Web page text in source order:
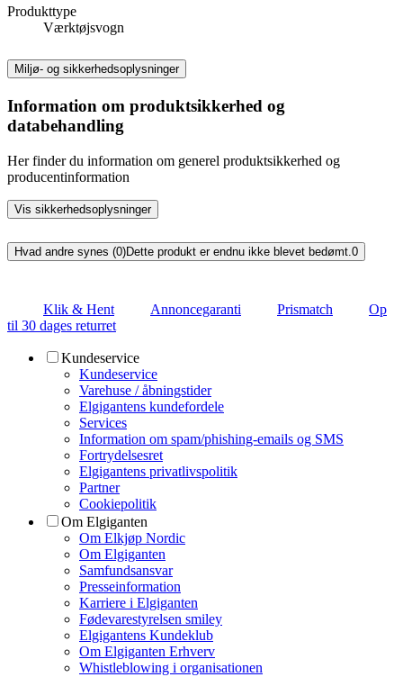
Produkttype
Værktøjsvogn
Miljø- og sikkerhedsoplysninger
Information om produktsikkerhed og
databehandling
Her finder du information om generel produktsikkerhed og
producentinformation
Vis sikkerhedsoplysninger
Hvad andre synes (0)Dette produkt er endnu ikke blevet bedømt. 0
Klik & Hent Annoncegaranti Prismatch
Op
til 30 dages returret
Kundeservice
Kundeservice
Varehuse / åbningstider
Elgigantens kundefordele
Services
Information om spam/phishing-emails og SMS
Fortrydelsesret
Elgigantens privatlivspolitik
Partner
Cookiepolitik
Om Elgiganten
Om Elkjøp Nordic
Om Elgiganten
Samfundsansvar
Presseinformation
Karriere i Elgiganten
Fødevarestyrelsen smiley
Elgigantens Kundeklub
Om Elgiganten Erhverv
Whistleblowing i organisationen